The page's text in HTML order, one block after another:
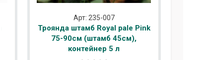
Арт: 235-007
Троянда штамб Royal pale Pink
75-90см (штамб 45см),
контейнер 5 л